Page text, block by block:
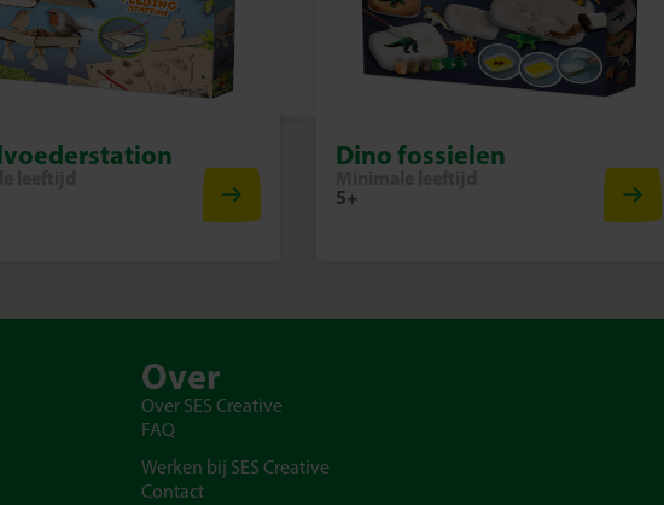
leeftijd
Dino fossielen
5+
Over
Over SES Creative
FAQ
Werken bij SES Creative
Contact